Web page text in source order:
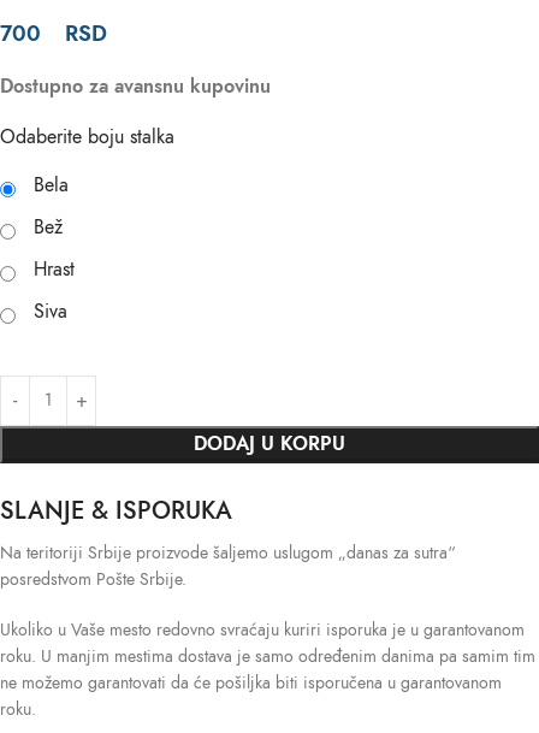
700 RSD
Dostupno za avansnu kupovinu
Odaberite boju stalka
Bela
Bež
Hrast
Siva
DODAJ U KORPU
SLANJE & ISPORUKA
Na teritoriji Srbije proizvode šaljemo uslugom „danas za sutra“
posredstvom Pošte Srbije.
Ukoliko u Vaše mesto redovno svraćaju kuriri isporuka je u garantovanom
roku. U manjim mestima dostava je samo određenim danima pa samim tim
ne možemo garantovati da će pošiljka biti isporučena u garantovanom
roku.